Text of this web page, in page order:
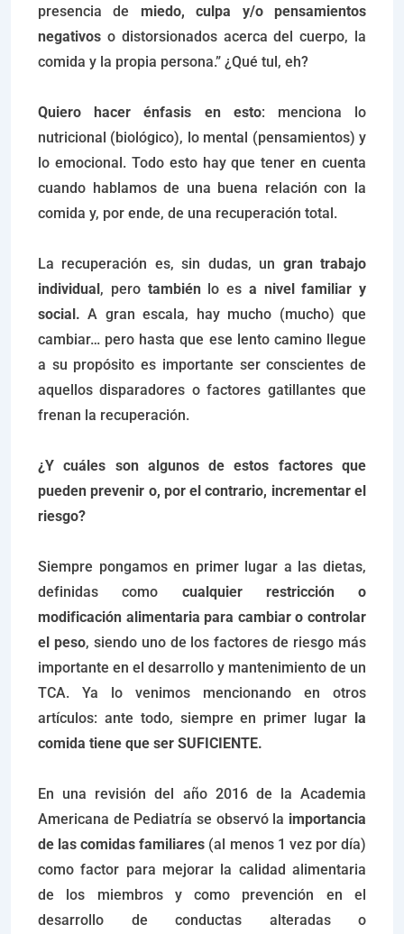
presencia de miedo, culpa y/o pensamientos
negativos o distorsionados acerca del cuerpo, la
comida y la propia persona.” ¿Qué tul, eh?
Quiero hacer énfasis en esto: menciona lo
nutricional (biológico), lo mental (pensamientos) y
lo emocional. Todo esto hay que tener en cuenta
cuando hablamos de una buena relación con la
comida y, por ende, de una recuperación total.
La recuperación es, sin dudas, un gran trabajo
individual, pero también lo es a nivel familiar y
social.A gran escala, hay mucho (mucho) que
cambiar… pero hasta que ese lento camino llegue
a su propósito es importante ser conscientes de
aquellos disparadores o factores gatillantes que
frenan la recuperación.
¿Y cuáles son algunos de estos factores que
pueden prevenir o, por el contrario, incrementar el
riesgo?
Siempre pongamos en primer lugar a las dietas,
definidas como cualquier restricción o
modificación alimentaria para cambiar o controlar
el peso, siendo uno de los factores de riesgo más
importante en el desarrollo y mantenimiento de un
TCA. Ya lo venimos mencionando en otros
artículos: ante todo, siempre en primer lugar la
comida tiene que ser SUFICIENTE.
En una revisión del año 2016 de la Academia
Americana de Pediatría se observó la importancia
de las comidas familiares (al menos 1 vez por día)
como factor para mejorar la calidad alimentaria
de los miembros y como prevención en el
desarrollo de conductas alteradas o